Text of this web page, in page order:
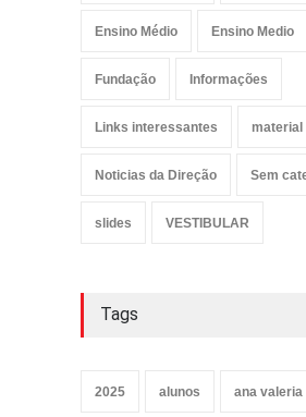
Ensino Médio Ensino Medio
Fundação Informações
Links interessantes material
Noticias da Direção Sem
slides VESTIBULAR
Tags
2025 alunos ana valeria